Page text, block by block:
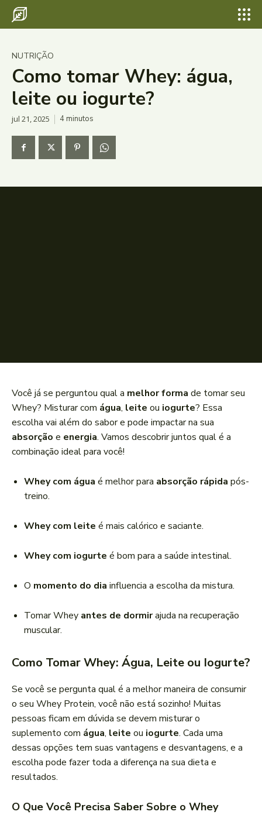
NUTRIÇÃO
Como tomar Whey: água,
leite ou iogurte?
jul 21, 2025 4minutos
Você já se perguntou qual a melhor forma de tomar seu
Whey? Misturar com água, leite ou iogurte? Essa
escolha vai além do sabor e pode impactar na sua
absorção e energia. Vamos descobrir juntos qual é a
combinação ideal para você!
Whey com água é melhor para absorção rápida pós-
treino.
Whey com leite é mais calórico e saciante.
Whey com iogurte é bom para a saúde intestinal.
O momento do dia influencia a escolha da mistura.
Tomar Whey antes de dormirajuda na recuperação
muscular.
Como Tomar Whey: Água, Leite ou Iogurte?
Se você se pergunta qual é a melhor maneira de consumir
o seu Whey Protein, você não está sozinho! Muitas
pessoas ficam em dúvida se devem misturar o
suplemento com água, leite ou iogurte. Cada uma
dessas opções tem suas vantagens e desvantagens, e a
escolha pode fazer toda a diferença na sua dieta e
resultados.
O Que Você Precisa Saber Sobre o Whey